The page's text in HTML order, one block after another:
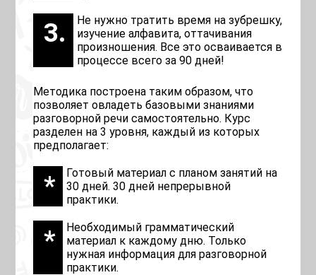
Не нужно тратить время на зубрешку,
изучение алфавита, оттачивания
произношения. Все это осваивается в
процессе всего за 90 дней!
Методика построена таким образом, что
позволяет овладеть базовыми знаниями
разговорной речи самостоятельно. Курс
разделен на 3 уровня, каждый из которых
предполагает:
Готовый материал с планом занятий на
30 дней. 30 дней непрерывной
практики.
Необходимый грамматический
материал к каждому дню. Только
нужная информация для разговорной
практики.